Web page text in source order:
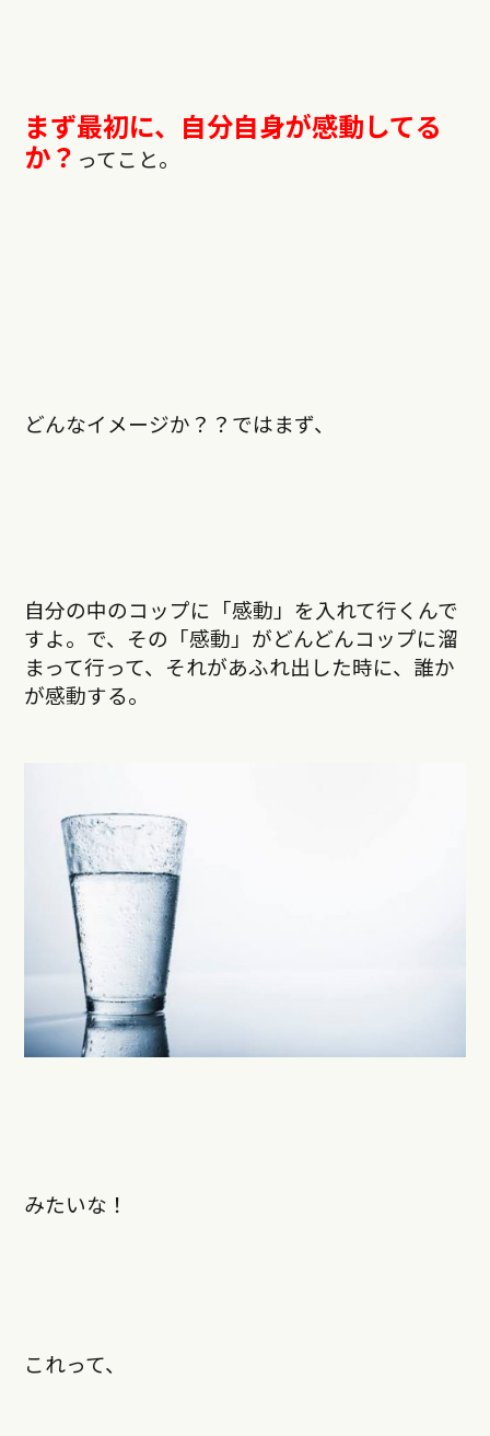
まず最初に、自分自身が感動してる
か？ ってこと。
どんなイメージか？？ではまず、
自分の中のコップに「感動」を入れて行くんで
すよ。で、その「感動」がどんどんコップに溜
まって行って、それがあふれ出した時に、誰か
が感動する。
みたいな！
これって、